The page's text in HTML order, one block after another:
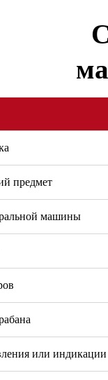
предмет
машины
или индикации